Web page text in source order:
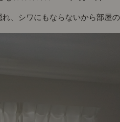
、シワにもならないから部屋の